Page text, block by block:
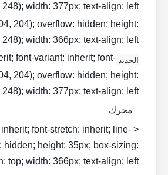
width: 377px; text-align: left;">
204); overflow: hidden; height:
width: 366px; text-align: left;">
الجديد CAT INJECTOR font-variant: inherit; font-
204); overflow: hidden; height:
width: 377px; text-align: left;">
محرك
font-stretch: inherit; line-
hidden; height: 35px; box-sizing:
width: 366px; text-align: left;">